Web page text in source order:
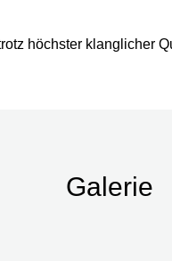
höchster klanglicher
Galerie